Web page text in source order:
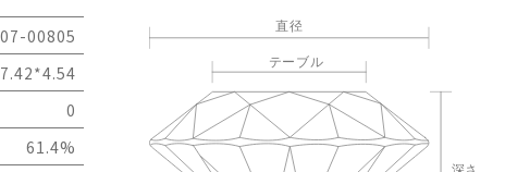
00805
0
61.4%